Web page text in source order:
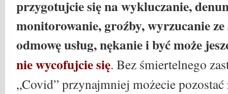
przygotujcie się na wykluczanie,
monitorowanie, groźby, wyrzucanie ze
odmowę usług, nękanie i być może
nie wycofujcie się. Bez śmiertelnego
„Covid” przynajmniej możecie